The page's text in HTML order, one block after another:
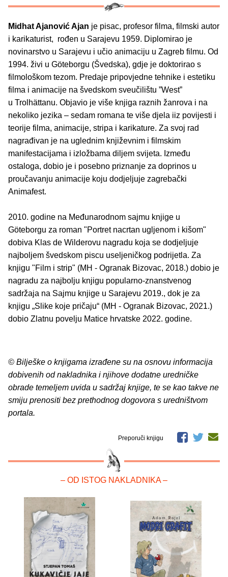
Midhat Ajanović Ajan je pisac, profesor filma, filmski autor
i karikaturist, rođen u Sarajevu 1959. Diplomirao je
novinarstvo u Sarajevu i učio animaciju u Zagreb filmu. Od
1994. živi u Göteborgu (Švedska), gdje je doktorirao s
filmološkom tezom. Predaje pripovjedne tehnike i estetiku
filma i animacije na švedskom sveučilištu ”West”
u Trolhättanu. Objavio je više knjiga raznih žanrova i na
nekoliko jezika – sedam romana te više djela iiz povijesti i
teorije filma, animacije, stripa i karikature. Za svoj rad
nagrađivan je na uglednim književnim i filmskim
manifestacijama i izložbama diljem svijeta. Između
ostaloga, dobio je i posebno priznanje za doprinos u
proučavanju animacije koju dodjeljuje zagrebački
Animafest.
2010. godine na Međunarodnom sajmu knjige u
Göteborgu za roman "Portret nacrtan ugljenom i kišom"
dobiva Klas de Wilderovu nagradu koja se dodjeljuje
najboljem švedskom piscu useljeničkog podrijetla. Za
knjigu "Film i strip" (MH - Ogranak Bizovac, 2018.) dobio je
nagradu za najbolju knjigu popularno-znanstvenog
sadržaja na Sajmu knjige u Sarajevu 2019., dok je za
knjigu „Slike koje pričaju“ (MH - Ogranak Bizovac, 2021.)
dobio Zlatnu povelju Matice hrvatske 2022. godine.
© Bilješke o knjigama izrađene su na osnovu informacija
dobivenih od nakladnika i njihove dodatne uredničke
obrade temeljem uvida u sadržaj knjige, te se kao takve ne
smiju prenositi bez prethodnog dogovora s uredništvom
portala.
Preporuči knjigu
– OD ISTOG NAKLADNIKA –